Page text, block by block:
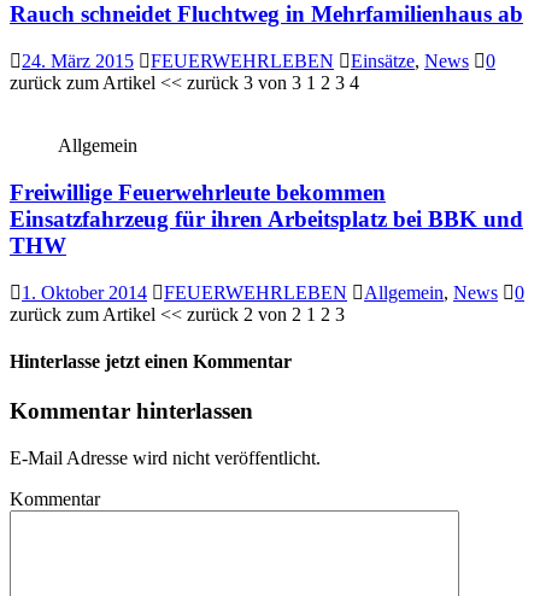
Rauch schneidet Fluchtweg in Mehrfamilienhaus ab
24. März 2015 FEUERWEHRLEBEN Einsätze, News
0
zurück zum Artikel << zurück 3 von 3 1 2 3 4
Allgemein
Freiwillige Feuerwehrleute bekommen
Einsatzfahrzeug für ihren Arbeitsplatz bei BBK und
THW
1. Oktober 2014 FEUERWEHRLEBEN Allgemein, News
0
zurück zum Artikel << zurück 2 von 2 1 2 3
Hinterlasse jetzt einen Kommentar
Kommentar hinterlassen
E-Mail Adresse wird nicht veröffentlicht.
Kommentar